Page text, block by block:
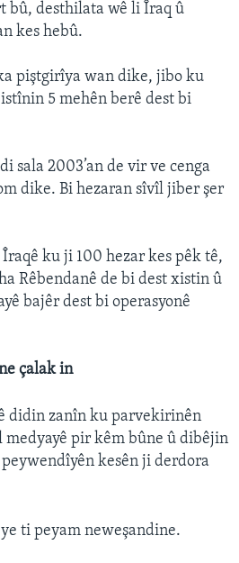
bû, desthilata wê li Îraq û
kes hebû.
piştgirîya wan dike, jibo ku
5 mehên berê dest bi
sala 2003’an de vir ve cenga
dike. Bi hezaran sîvîl jiber şer
ku ji 100 hezar kes pêk tê,
Rêbendanê de bi dest xistin û
bajêr dest bi operasyonê
çalak in
didin zanîn ku parvekirinên
medyayê pir kêm bûne û dibêjin
kesên ji derdora
ti peyam neweşandine.